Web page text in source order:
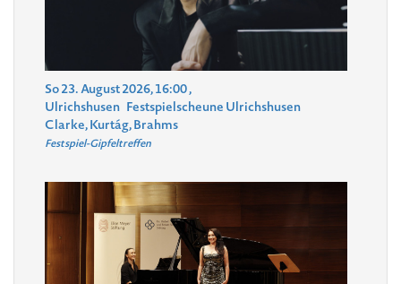
So 23. August 2026, 16:00,
Ulrichshusen Festspielscheune Ulrichshusen
Clarke, Kurtág, Brahms
Festspiel-Gipfeltreffen